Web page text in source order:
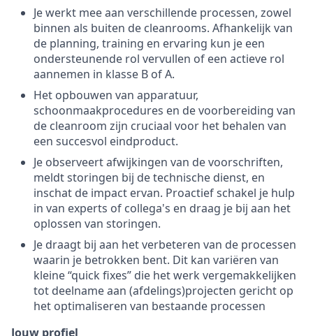
Je werkt mee aan verschillende processen, zowel
binnen als buiten de cleanrooms. Afhankelijk van
de planning, training en ervaring kun je een
ondersteunende rol vervullen of een actieve rol
aannemen in klasse B of A.
Het opbouwen van apparatuur,
schoonmaakprocedures en de voorbereiding van
de cleanroom zijn cruciaal voor het behalen van
een succesvol eindproduct.
Je observeert afwijkingen van de voorschriften,
meldt storingen bij de technische dienst, en
inschat de impact ervan. Proactief schakel je hulp
in van experts of collega's en draag je bij aan het
oplossen van storingen.
Je draagt bij aan het verbeteren van de processen
waarin je betrokken bent. Dit kan variëren van
kleine “quick fixes” die het werk vergemakkelijken
tot deelname aan (afdelings)projecten gericht op
het optimaliseren van bestaande processen
Jouw profiel